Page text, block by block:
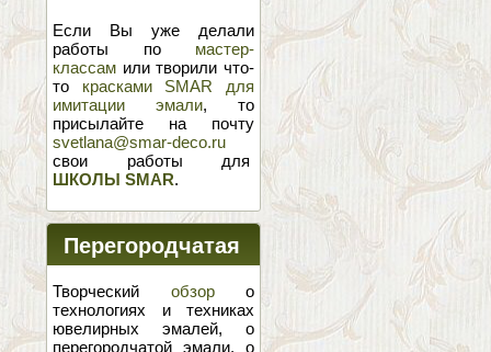
Если Вы уже делали
работы по мастер-
классам или творили что-
то красками SMAR для
имитации эмали, то
присылайте на почту
svetlana@smar-deco.ru
свои работы для
ШКОЛЫ SMAR.
Перегородчатая
эмаль
Творческий обзоро
технологиях и техниках
ювелирных эмалей, о
перегородчатой эмали, о